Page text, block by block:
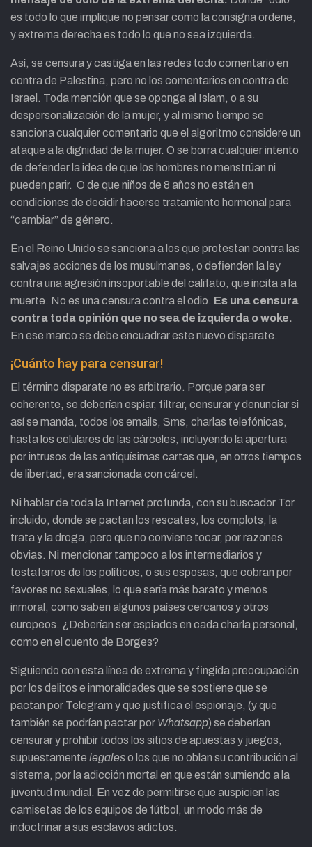
es todo lo que implique no pensar como la consigna ordene,
y extrema derecha es todo lo que no sea izquierda.
Así, se censura y castiga en las redes todo comentario en
contra de Palestina, pero no los comentarios en contra de
Israel. Toda mención que se oponga al Islam, o a su
despersonalización de la mujer, y al mismo tiempo se
sanciona cualquier comentario que el algoritmo considere un
ataque a la dignidad de la mujer. O se borra cualquier intento
de defender la idea de que los hombres no menstrúan ni
pueden parir. O de que niños de 8 años no están en
condiciones de decidir hacerse tratamiento hormonal para
“cambiar” de género.
En el Reino Unido se sanciona a los que protestan contra las
salvajes acciones de los musulmanes, o defienden la ley
contra una agresión insoportable del califato, que incita a la
muerte. No es una censura contra el odio. Es una censura
contra toda opinión que no sea de izquierda o woke.
En ese marco se debe encuadrar este nuevo disparate.
¡Cuánto hay para censurar!
El término disparate no es arbitrario. Porque para ser
coherente, se deberían espiar, filtrar, censurar y denunciar si
así se manda, todos los emails, Sms, charlas telefónicas,
hasta los celulares de las cárceles, incluyendo la apertura
por intrusos de las antiquísimas cartas que, en otros tiempos
de libertad, era sancionada con cárcel.
Ni hablar de toda la Internet profunda, con su buscador Tor
incluido, donde se pactan los rescates, los complots, la
trata y la droga, pero que no conviene tocar, por razones
obvias. Ni mencionar tampoco a los intermediarios y
testaferros de los políticos, o sus esposas, que cobran por
favores no sexuales, lo que sería más barato y menos
inmoral, como saben algunos países cercanos y otros
europeos. ¿Deberían ser espiados en cada charla personal,
como en el cuento de Borges?
Siguiendo con esta línea de extrema y fingida preocupación
por los delitos e inmoralidades que se sostiene que se
pactan por Telegram y que justifica el espionaje, (y que
también se podrían pactar por Whatsapp) se deberían
censurar y prohibir todos los sitios de apuestas y juegos,
supuestamente legaleso los que no oblan su contribución al
sistema, por la adicción mortal en que están sumiendo a la
juventud mundial. En vez de permitirse que auspicien las
camisetas de los equipos de fútbol, un modo más de
indoctrinar a sus esclavos adictos.